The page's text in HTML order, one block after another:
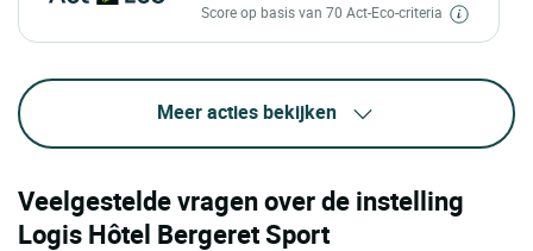
Score op basis van 70 Act-Eco-criteria
Meer acties bekijken
Veelgestelde vragen over de instelling
Logis Hôtel Bergeret Sport